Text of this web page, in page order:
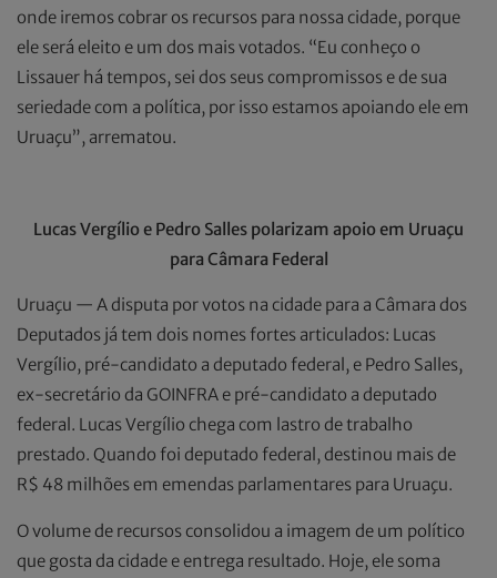
onde iremos cobrar os recursos para nossa cidade, porque
ele será eleito e um dos mais votados. “Eu conheço o
Lissauer há tempos, sei dos seus compromissos e de sua
seriedade com a política, por isso estamos apoiando ele em
Uruaçu”, arrematou.
Lucas Vergílio e Pedro Salles polarizam apoio em Uruaçu
para Câmara Federal
Uruaçu — A disputa por votos na cidade para a Câmara dos
Deputados já tem dois nomes fortes articulados: Lucas
Vergílio, pré-candidato a deputado federal, e Pedro Salles,
ex-secretário da GOINFRA e pré-candidato a deputado
federal. Lucas Vergílio chega com lastro de trabalho
prestado. Quando foi deputado federal, destinou mais de
R$ 48 milhões em emendas parlamentares para Uruaçu.
O volume de recursos consolidou a imagem de um político
que gosta da cidade e entrega resultado. Hoje, ele soma